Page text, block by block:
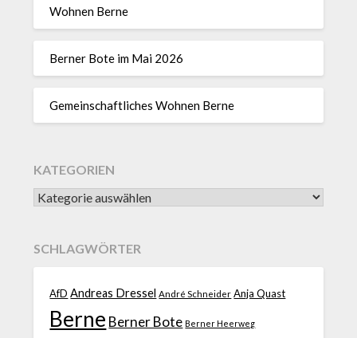
Wohnen Berne
Berner Bote im Mai 2026
Gemeinschaftliches Wohnen Berne
KATEGORIEN
SCHLAGWÖRTER
AfD Andreas Dressel André Schneider Anja Quast
Berne Berner Bote Berner Heerweg